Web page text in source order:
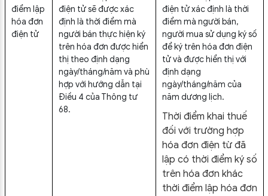
điểm lập
hóa đơn
điện tử
điện tử sẽ được xác
định là thời điểm mà
người bán thực hiện ký
trên hóa đơn được hiển
thị theo định dạng
ngày/tháng/năm và phù
hợp với hướng dẫn tại
Điều 4 của Thông tư
68.
điện tử xác định là thời
điểm mà người bán,
người mua sử dụng ký số
để ký trên hóa đơn điện
tử và được hiển thị với
định dạng
ngày/tháng/năm của
năm dương lịch.
Thời điểm khai thuế
đối với trường hợp
hóa đơn điện từ đã
lập có thời điểm ký số
trên hóa đơn khác
thời điểm lập hóa đơn